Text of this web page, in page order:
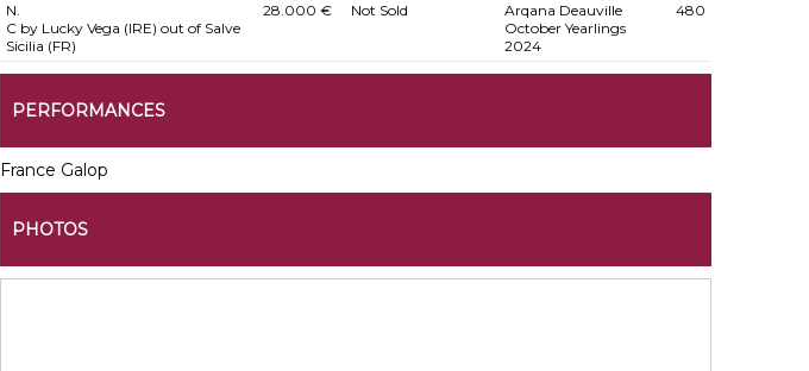
N.
C by Lucky Vega (IRE) out of Salve
Sicilia (FR)
28.000 € Not Sold
Arqana Deauville
October Yearlings
2024
480
PERFORMANCES
France Galop
PHOTOS